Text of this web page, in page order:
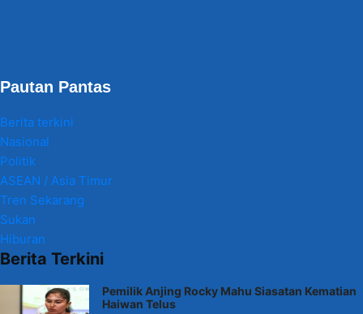
Pautan Pantas
Berita terkini
Nasional
Politik
ASEAN / Asia Timur
Tren Sekarang
Sukan
Hiburan
Berita Terkini
Pemilik Anjing Rocky Mahu Siasatan Kematian
Haiwan Telus